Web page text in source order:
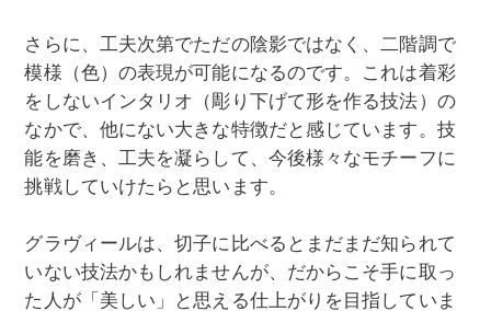
さらに、工夫次第でただの陰影ではなく、二階調で
模様（色）の表現が可能になるのです。これは着彩
をしないインタリオ（彫り下げて形を作る技法）の
なかで、他にない大きな特徴だと感じています。技
能を磨き、工夫を凝らして、今後様々なモチーフに
挑戦していけたらと思います。
グラヴィールは、切子に比べるとまだまだ知られて
いない技法かもしれませんが、だからこそ手に取っ
た人が「美しい」と思える仕上がりを目指していま